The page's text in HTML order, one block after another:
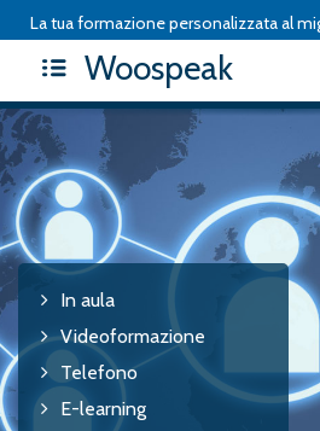
La tua formazione personalizzata al
Woospeak
In aula
Videoformazione
Telefono
E-learning